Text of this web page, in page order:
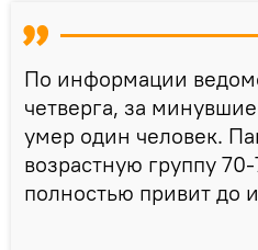
По информации
четверга, за
умер один человек.
возрастную группу
полностью привит до